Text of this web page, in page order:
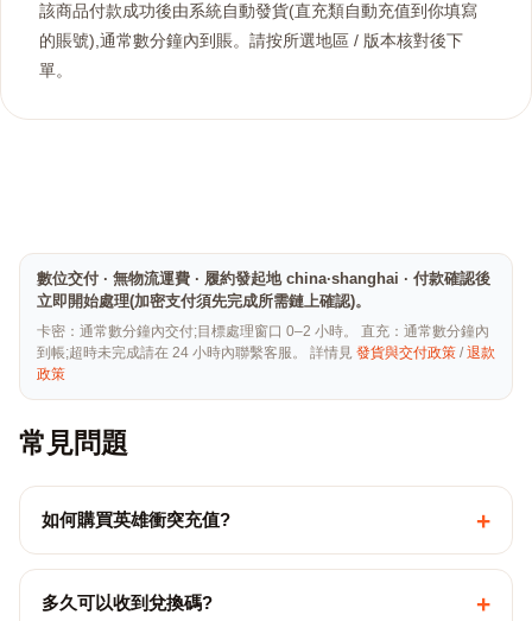
該商品付款成功後由系統自動發貨(直充類自動充值到你填寫
的賬號),通常數分鐘內到賬。請按所選地區 / 版本核對後下
單。
數位交付 · 無物流運費 · 履約發起地 china·shanghai · 付款確認後
立即開始處理(加密支付須先完成所需鏈上確認)。
卡密：通常數分鐘內交付;目標處理窗口 0–2 小時。 直充：通常數分鐘內
到帳;超時未完成請在 24 小時內聯繫客服。 詳情見 發貨與交付政策 /退款
政策
常見問題
如何購買英雄衝突充值? +
多久可以收到兌換碼? +